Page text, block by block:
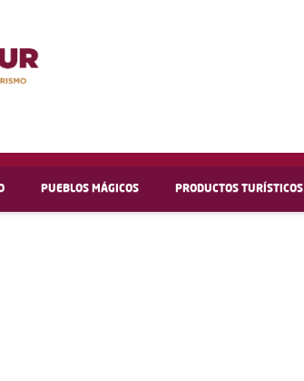
PUEBLOS MÁGICOS PRODUCTOS TURÍSTICOS